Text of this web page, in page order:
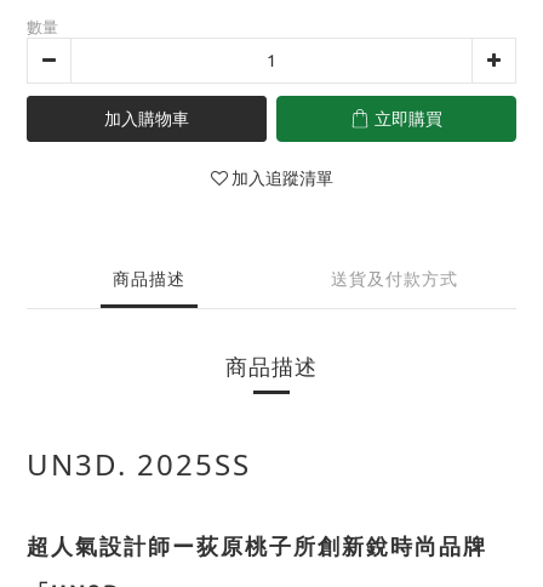
數量
加入購物車 立即購買
加入追蹤清單
商品描述 送貨及付款方式
商品描述
UN3D. 2025SS
超人氣設計師ー荻原桃子所創新銳時尚品牌